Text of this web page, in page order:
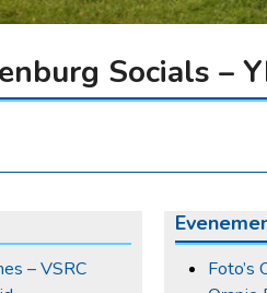
Socials –
– VSRC
Foto’s